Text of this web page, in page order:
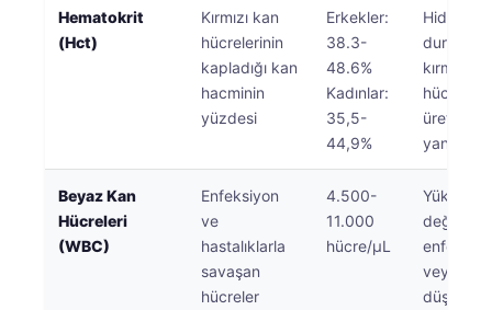
Hematokrit
(Hct)
Kırmızı kan
hücrelerinin
kapladığı kan
hacminin
yüzdesi
Erkekler:
38.3-
48.6%
Kadınlar:
35,5-
44,9%
kırmızı
hücresi
üretimini
yansıtır
Beyaz Kan
Hücreleri
(WBC)
Enfeksiyon
ve
hastalıklarla
savaşan
hücreler
4.500-
11.000
hücre/μL
Yüksek
değerler
veya